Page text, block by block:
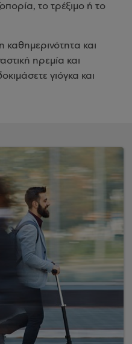
το τρέξιμο ή το
καθημερινότητα και
ηρεμία και
γιόγκα και